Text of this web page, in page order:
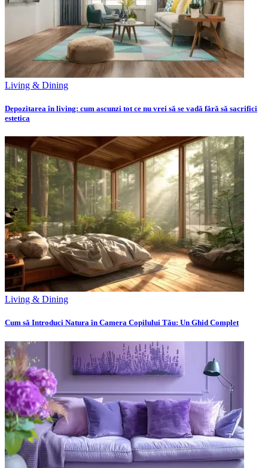
Living & Dining
Depozitarea în living: cum ascunzi tot ce nu vrei să se vadă fără să sacrifici
estetica
Living & Dining
Cum să Introduci Natura în Camera Copilului Tău: Un Ghid Complet